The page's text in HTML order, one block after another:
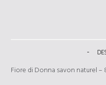
Fiore di Donna savon naturel